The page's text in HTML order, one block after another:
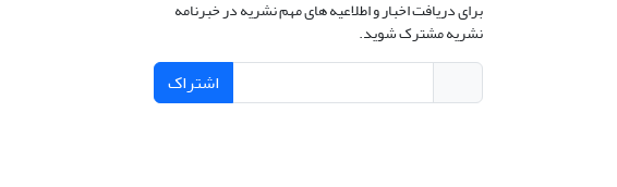
برای دریافت اخبار و اطلاعیه های مهم نشریه در خبرنامه
نشریه مشترک شوید.
اشتراک